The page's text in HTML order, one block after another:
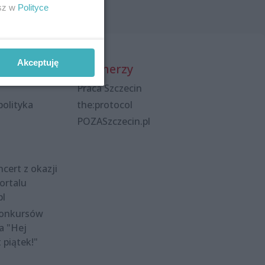
z okazji
"Hej
piątek!"
Partnerzy
Praca Szczecin
the:protocol
POZASzczecin.pl
w Polityce
Akceptuję